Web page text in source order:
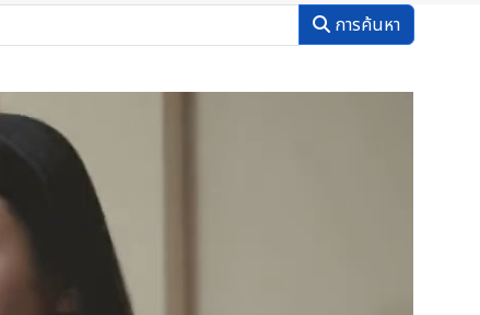
การค้นหา